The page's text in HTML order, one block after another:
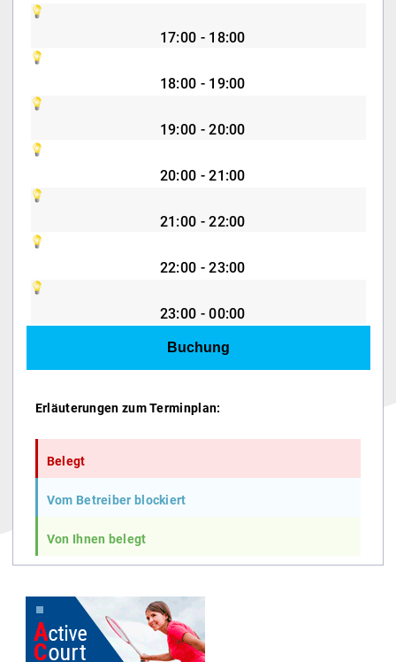
17:00 - 18:00
18:00 - 19:00
19:00 - 20:00
20:00 - 21:00
21:00 - 22:00
22:00 - 23:00
23:00 - 00:00
Erläuterungen zum Terminplan:
Belegt
Vom Betreiber blockiert
Von Ihnen belegt